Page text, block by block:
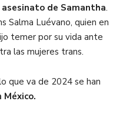
de Samantha.
Salma Luévano, quien en
temer por su vida ante
las mujeres trans.
que va de 2024 se han